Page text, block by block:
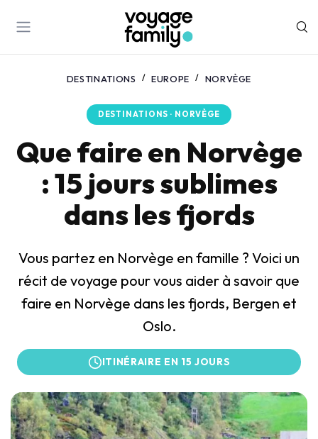
DESTINATIONS EUROPE NORVÈGE
DESTINATIONS · NORVÈGE
Que faire en Norvège
: 15 jours sublimes
dans les fjords
Vous partez en Norvège en famille ? Voici un
récit de voyage pour vous aider à savoir que
faire en Norvège dans les fjords, Bergen et
Oslo.
ITINÉRAIRE EN 15 JOURS